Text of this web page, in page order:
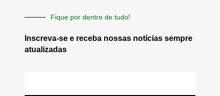
Fique por dentro de tudo!
Inscreva-se e receba nossas notícias sempre
atualizadas